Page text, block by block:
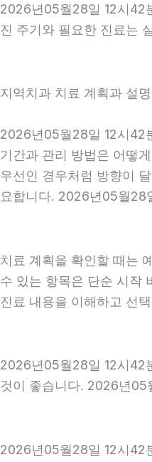
2026년05월28일 12시42
진 주기와 필요한 진료는
지역치과 치료 계획과 설
2026년05월28일 12시42
기간과 관리 방법은 어떻
우선인 경우처럼 방향이
요합니다. 2026년05월28
치료 계획을 확인할 때는
수 있는 항목은 단순 시작
진료 내용을 이해하고 선
2026년05월28일 12시42
것이 좋습니다. 2026년05
2026년05월28일 12시42